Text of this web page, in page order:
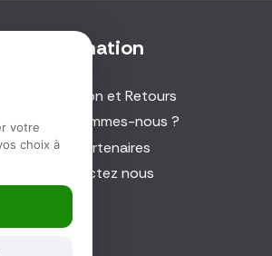
Information
Livraison et Retours
Qui sommes-nous ?
Nos partenaires
Contactez nous
votre
choix à